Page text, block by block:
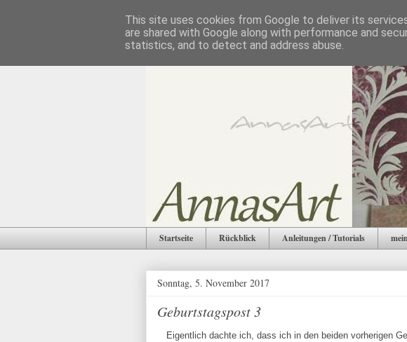
Startseite Rückblick Anleitungen / Tutorials
Sonntag, 5. November 2017
Geburtstagspost 3
Eigentlich dachte ich, dass ich in den beiden vorherigen
This site uses cookies from Google to deliver its
are shared with Google along with performance and
statistics, and to detect and address abuse.